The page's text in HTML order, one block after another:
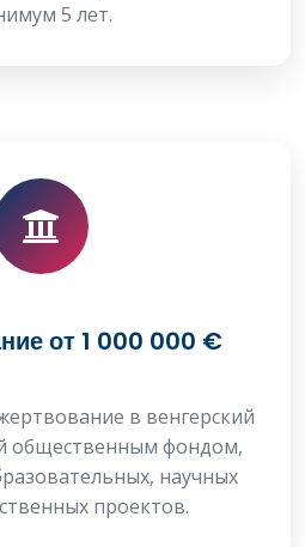
5 лет.
от 1 000 000 €
в венгерский
общественным фондом,
научных
проектов.